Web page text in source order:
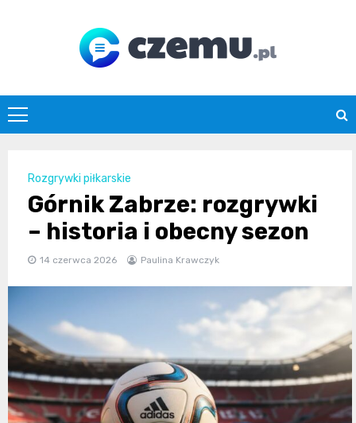
czemu.pl
Rozgrywki piłkarskie
Górnik Zabrze: rozgrywki
– historia i obecny sezon
14 czerwca 2026 Paulina Krawczyk